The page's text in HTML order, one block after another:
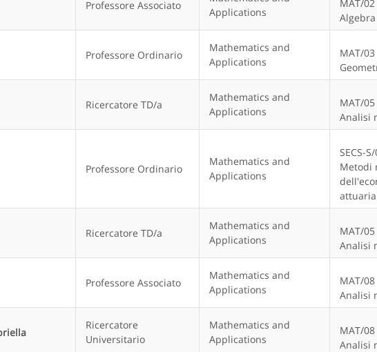
Professore Associato
Applications
MAT/02
Algebra
Professore Ordinario
Mathematics and
Applications
MAT/03
Ricercatore TD/a
Mathematics and
Applications
MAT/05
Analisi
Professore Ordinario
Mathematics and
Applications
SECS-
Metodi
Ricercatore TD/a
Mathematics and
Applications
MAT/05
Analisi
Professore Associato
Mathematics and
Applications
MAT/08
Analisi
Ricercatore
Universitario
Mathematics and
Applications
MAT/08
Analisi